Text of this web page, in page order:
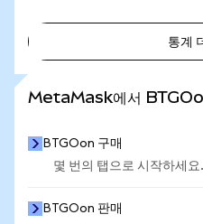
통계
MetaMask에서
BTGOon 구매
몇 번의 탭으로 시작하세요.
BTGOon 판매